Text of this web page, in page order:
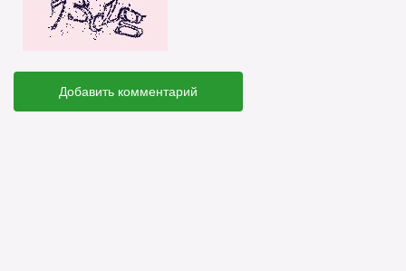
Добавить комментарий